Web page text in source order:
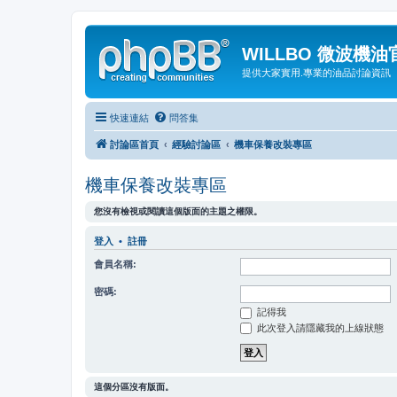
WILLBO 微波機油
提供大家實用.專業的油品討論資訊
快速連結 問答集
討論區首頁 經驗討論區 機車保養改裝專區
機車保養改裝專區
您沒有檢視或閱讀這個版面的主題之權限。
登入 • 註冊
會員名稱:
密碼:
記得我
此次登入請隱藏我的上線狀態
這個分區沒有版面。